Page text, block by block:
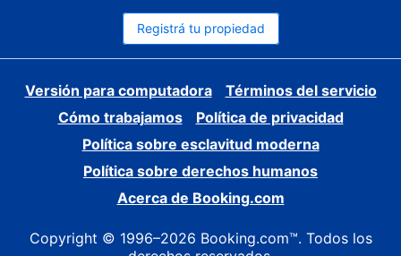
Registrá tu propiedad
Versión para computadora
Términos del servicio
Cómo trabajamos
Política de privacidad
Política sobre esclavitud moderna
Política sobre derechos humanos
Acerca de Booking.com
Copyright © 1996–2026 Booking.com™. Todos los